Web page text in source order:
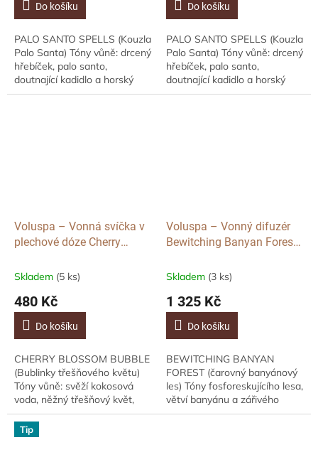
Do košíku
PALO SANTO SPELLS (Kouzla
Palo Santa) Tóny vůně: drcený
hřebíček, palo santo,
doutnající kadidlo a horský
dubový mech. Popis vůně
Do košíku
PALO SANTO SPELLS (Kouzla
Palo Santa) Tóny vůně: drcený
hřebíček, palo santo,
doutnající kadidlo a horský
dubový mech. Popis vůně
Voluspa – Vonná svíčka v
plechové dóze Cherry
Skladem (5 ks)
480 Kč
Do košíku
CHERRY BLOSSOM BUBBLE
(Bublinky třešňového květu)
Tóny vůně: svěží kokosová
voda, něžný třešňový květ,
okvětní plátky pivoňky a
jemná vanilka. Popis vůně
Vůně Voluspa Cherry...
Voluspa – Vonný difuzér
Bewitching Banyan Forest,
Skladem (3 ks)
1 325 Kč
Do košíku
BEWITCHING BANYAN
FOREST (čarovný banyánový
les) Tóny fosforeskujícího lesa,
větví banyánu a zářivého
jantarového světla. Popis
Tip